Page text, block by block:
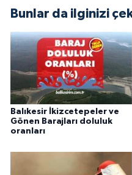
Bunlar da ilginizi
Balıkesir İkizcetepeler ve
Gönen Barajları doluluk
oranları